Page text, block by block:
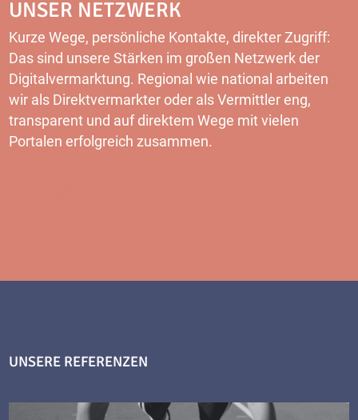
UNSER NETZWERK
Kurze Wege, persönliche Kontakte, direkter Zugriff:
Das sind unsere Stärken im großen Netzwerk der
Digitalvermarktung. Regional wie national arbeiten
wir als Direktvermarkter oder als Vermittler eng,
transparent und auf direktem Wege mit vielen
Portalen erfolgreich zusammen.
UNSERE REFERENZEN